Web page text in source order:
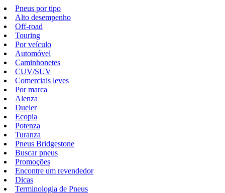
Pneus por tipo
Alto desempenho
Off-road
Touring
Por veículo
Automóvel
Caminhonetes
CUV/SUV
Comerciais leves
Por marca
Alenza
Dueler
Ecopia
Potenza
Turanza
Pneus Bridgestone
Buscar pneus
Promoções
Encontre um revendedor
Dicas
Terminologia de Pneus